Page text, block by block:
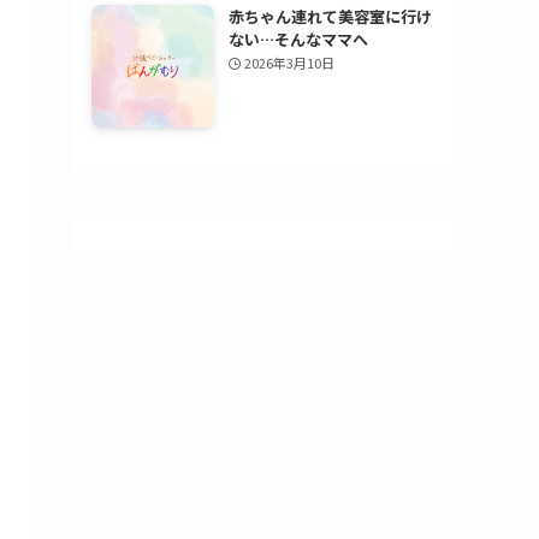
赤ちゃん連れて美容室に行け
ない…そんなママへ
2026年3月10日